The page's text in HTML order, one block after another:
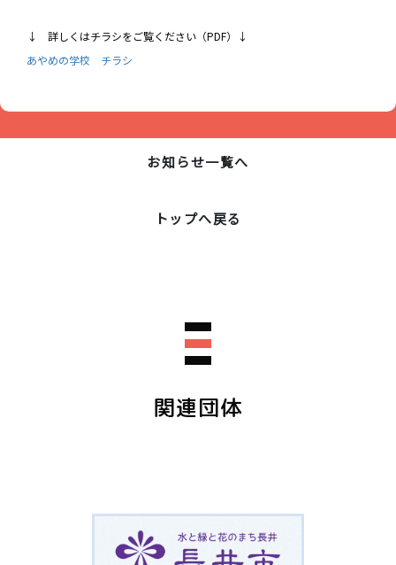
↓ 詳しくはチラシをご覧ください（PDF）↓
あやめの学校 チラシ
お知らせ一覧へ
トップへ戻る
関連団体